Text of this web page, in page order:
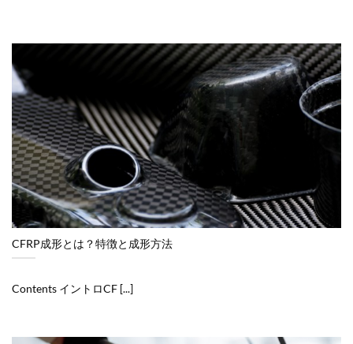
CFRP成形とは？特徴と成形方法
Contents イントロCF [...]